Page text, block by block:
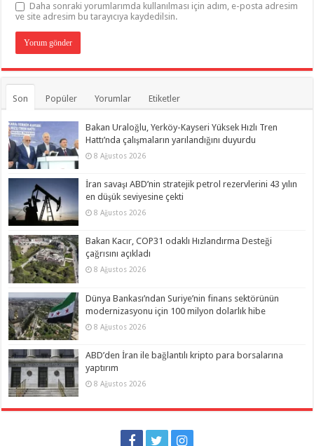
Daha sonraki yorumlarımda kullanılması için adım, e-posta adresim
ve site adresim bu tarayıcıya kaydedilsin.
Son Popüler Yorumlar Etiketler
Bakan Uraloğlu, Yerköy-Kayseri Yüksek Hızlı Tren
Hattı’nda çalışmaların yarılandığını duyurdu
8 Ağustos 2026
İran savaşı ABD’nin stratejik petrol rezervlerini 43 yılın
en düşük seviyesine çekti
8 Ağustos 2026
Bakan Kacır, COP31 odaklı Hızlandırma Desteği
çağrısını açıkladı
8 Ağustos 2026
Dünya Bankası’ndan Suriye’nin finans sektörünün
modernizasyonu için 100 milyon dolarlık hibe
8 Ağustos 2026
ABD’den İran ile bağlantılı kripto para borsalarına
yaptırım
8 Ağustos 2026